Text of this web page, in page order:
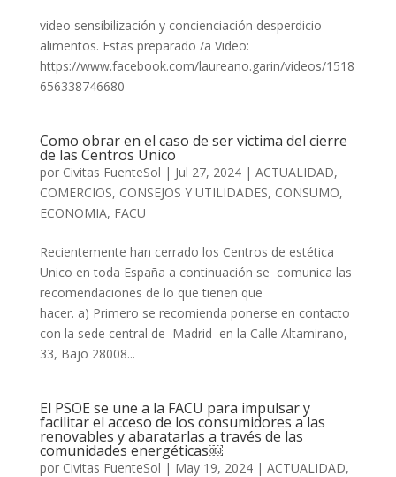
video sensibilización y concienciación desperdicio
alimentos. Estas preparado /a Video:
https://www.facebook.com/laureano.garin/videos/1518
656338746680
Como obrar en el caso de ser victima del cierre
de las Centros Unico
por Civitas FuenteSol | Jul 27, 2024| ACTUALIDAD,
COMERCIOS, CONSEJOS Y UTILIDADES, CONSUMO,
ECONOMIA, FACU
Recientemente han cerrado los Centros de estética
Unico en toda España a continuación se comunica las
recomendaciones de lo que tienen que
hacer. a) Primero se recomienda ponerse en contacto
con la sede central de Madrid en la Calle Altamirano,
33, Bajo 28008...
El PSOE se une a la FACU para impulsar y
facilitar el acceso de los consumidores a las
renovables y abaratarlas a través de las
comunidades energéticas￼
por Civitas FuenteSol | May 19, 2024| ACTUALIDAD,